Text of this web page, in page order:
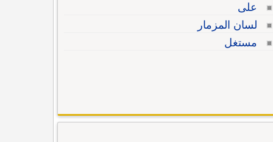
على
لسان المزمار
مستغل